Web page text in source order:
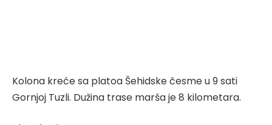
Kolona kreće sa platoa Šehidske česme u 9 sati
Gornjoj Tuzli. Dužina trase marša je 8 kilometara.